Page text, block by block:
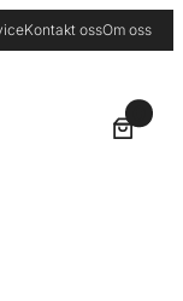
Kontakt ossOm oss